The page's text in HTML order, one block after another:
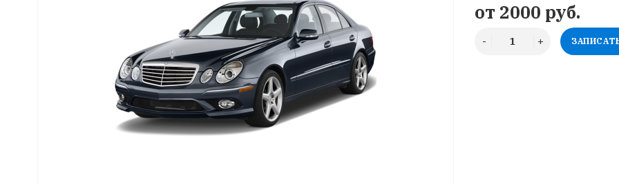
от 2000 руб.